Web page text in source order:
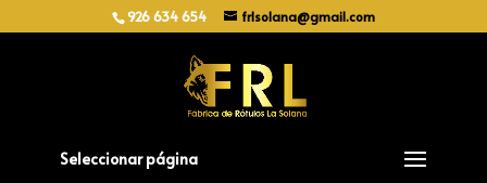
926 634 654 frlsolana@gmail.com
Seleccionar página